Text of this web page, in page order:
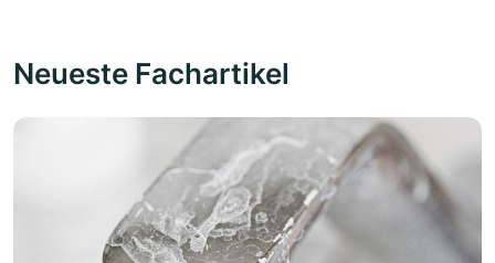
Neueste Fachartikel